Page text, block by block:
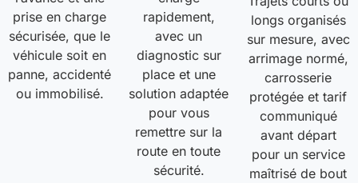
prise en charge
sécurisée, que le
véhicule soit en
panne, accidenté
ou immobilisé.
rapidement,
avec un
diagnostic sur
place et une
solution adaptée
pour vous
remettre sur la
route en toute
sécurité.
longs organisés
sur mesure, avec
arrimage normé,
carrosserie
protégée et tarif
communiqué
avant départ
pour un service
maîtrisé de bout